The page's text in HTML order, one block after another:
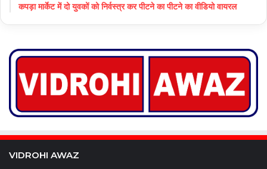
कपड़ा मार्केट में दो युवकों को निर्वस्त्र कर पीटने का पीटने का वीडियो वायरल
VIDROHI AWAZ